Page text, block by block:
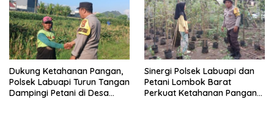
Dukung Ketahanan Pangan,
Polsek Labuapi Turun Tangan
Dampingi Petani di Desa
Sinergi Polsek Labuapi dan
Petani Lombok Barat
Perkuat Ketahanan Pangan